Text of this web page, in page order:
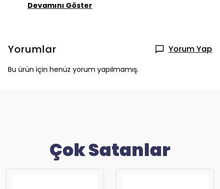
Devamını Göster
Yorumlar Yorum Yap
Bu ürün için henüz yorum yapılmamış.
Çok Satanlar